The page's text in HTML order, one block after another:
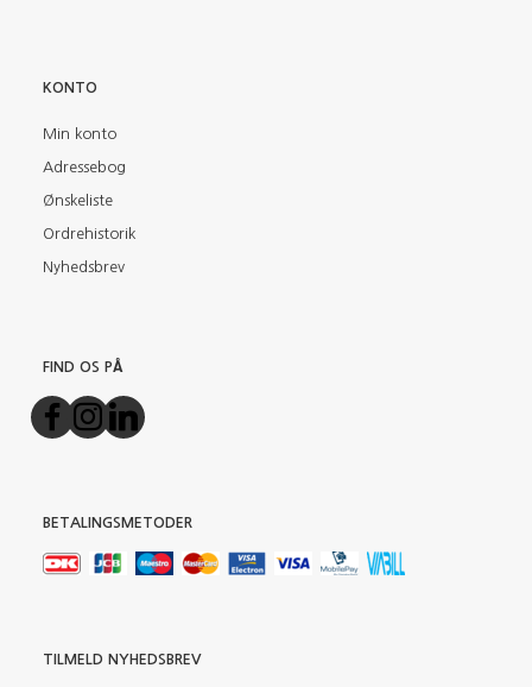
KONTO
Min konto
Adressebog
Ønskeliste
Ordrehistorik
Nyhedsbrev
FIND OS PÅ
BETALINGSMETODER
TILMELD NYHEDSBREV